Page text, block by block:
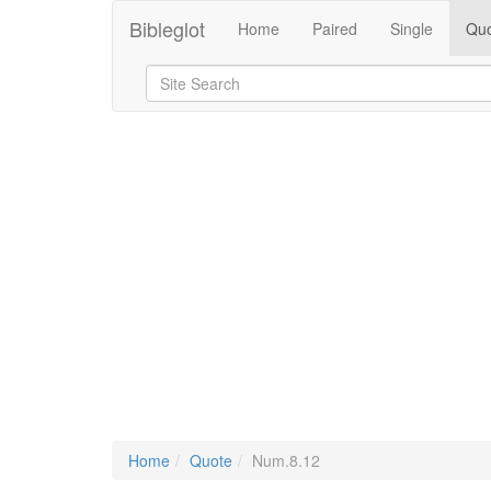
Bibleglot Home Paired Single
Home Quote Num.8.12